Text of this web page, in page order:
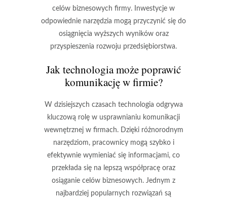
celów biznesowych firmy. Inwestycje w
odpowiednie narzędzia mogą przyczynić się do
osiągnięcia wyższych wyników oraz
przyspieszenia rozwoju przedsiębiorstwa.
Jak technologia może poprawić
komunikację w firmie?
W dzisiejszych czasach technologia odgrywa
kluczową rolę w usprawnianiu komunikacji
wewnętrznej w firmach. Dzięki różnorodnym
narzędziom, pracownicy mogą szybko i
efektywnie wymieniać się informacjami, co
przekłada się na lepszą współpracę oraz
osiąganie celów biznesowych. Jednym z
najbardziej popularnych rozwiązań są